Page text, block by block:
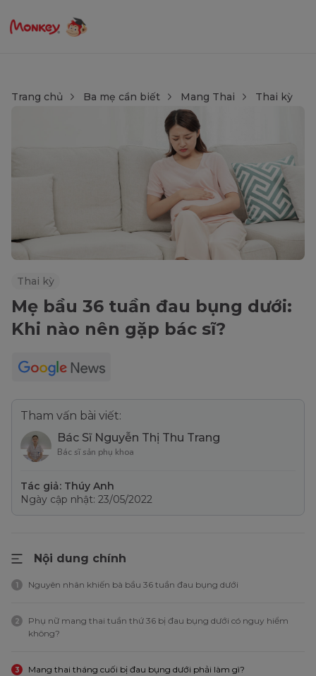
Trang chủ Ba mẹ cần biết Mang Thai Thai kỳ
Thai kỳ
Mẹ bầu 36 tuần đau bụng dưới:
Khi nào nên gặp bác sĩ?
Tham vấn bài viết:
Bác Sĩ Nguyễn Thị Thu Trang
Bác sĩ sản phụ khoa
Tác giả: Thúy Anh
Ngày cập nhật: 23/05/2022
Nội dung chính
1 Nguyên nhân khiến bà bầu 36 tuần đau bụng dưới
2
Phụ nữ mang thai tuần thứ 36 bị đau bụng dưới có nguy hiểm
không?
3 Mang thai tháng cuối bị đau bụng dưới phải làm gì?